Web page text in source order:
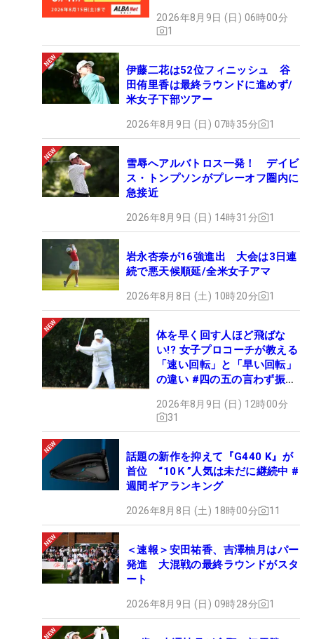
2026年8月9日 (日) 06時00分
1
伊藤二花は52位フィニッシュ 谷
田侑里香は最終ラウンドに進めず/
米女子下部ツアー
2026年8月9日 (日) 07時35分 1
雪辱へアルバトロス一発！ デイビ
ス・トンプソンがプレーオフ圏内に
急接近
2026年8月9日 (日) 14時31分 1
岩永杏奈が16強進出 大会は3日連
続で悪天候順延/全米女子アマ
2026年8月8日 (土) 10時20分 1
体を早く回す人ほど飛ばな
い!? 女子プロコーチが教える
「速い回転」と「早い回転」
の違い #四の五の言わず振り
2026年8月9日 (日) 12時00分
31
話題の新作を抑えて『G440 K』が
首位 “10Ｋ”人気は未だに継続中 #
週間ギアランキング
2026年8月8日 (土) 18時00分 11
＜速報＞安田祐香、吉澤柚月はパー
発進 大混戦の最終ラウンドがスタ
ート
2026年8月9日 (日) 09時28分 1